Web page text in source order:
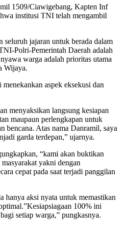
1509/Ciawigebang, Kapten Inf
institusi TNI telah mengambil
seluruh jajaran untuk berada dalam
Polri-Pemerintah Daerah adalah
warga adalah prioritas utama
Wijaya.
aspek eksekusi dan
menyaksikan langsung kesiapan
maupaun perlengkapan untuk
bencana. Atas nama Danramil, saya
garda terdepan,” ujarnya.
“kami akan buktikan
yakni dengan
cepat pada saat terjadi panggilan
hanya aksi nyata untuk memastikan
100% ini
setiap warga,” pungkasnya.